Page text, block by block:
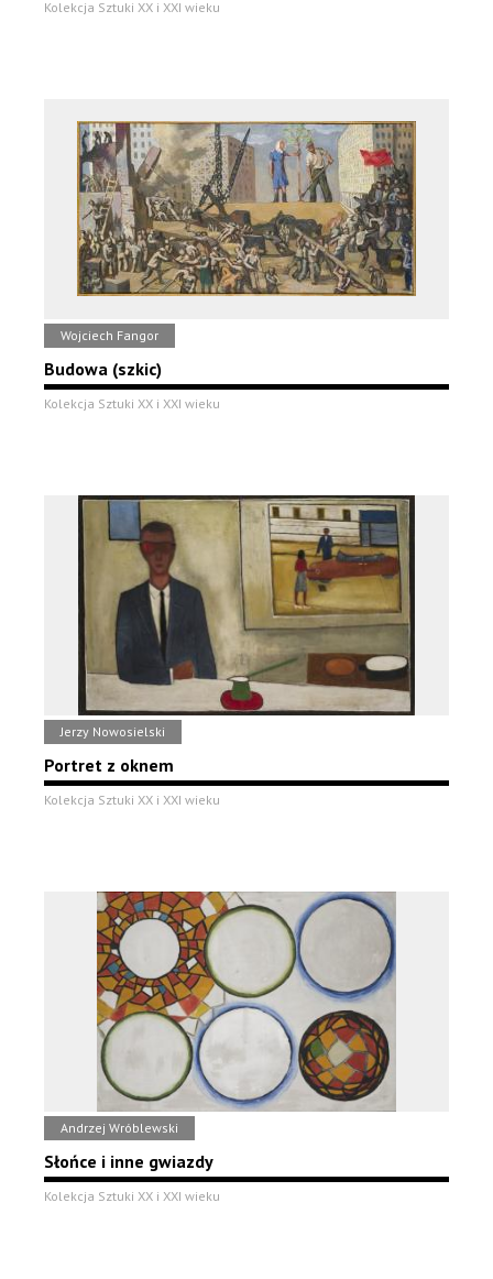
Kolekcja Sztuki XX i XXI wieku
Wojciech Fangor
Budowa (szkic)
Kolekcja Sztuki XX i XXI wieku
Jerzy Nowosielski
Portret z oknem
Kolekcja Sztuki XX i XXI wieku
Andrzej Wróblewski
Słońce i inne gwiazdy
Kolekcja Sztuki XX i XXI wieku